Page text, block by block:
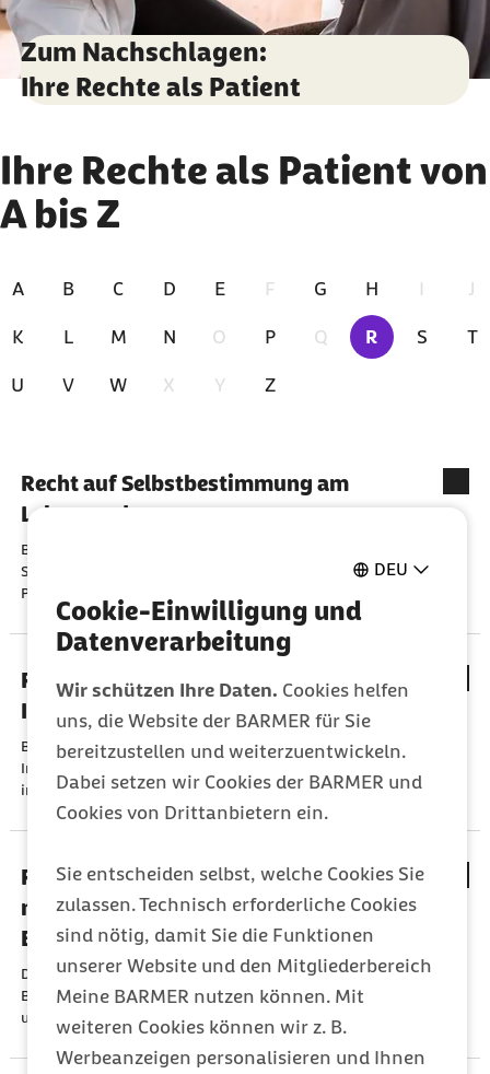
DEU
Cookie-Einwilligung und
Datenverarbeitung
Wir schützen Ihre Daten. Cookies helfen
uns, die Website der BARMER für Sie
bereitzustellen und weiterzuentwickeln.
Dabei setzen wir Cookies der BARMER und
Cookies von Drittanbietern ein.
Sie entscheiden selbst, welche Cookies Sie
zulassen. Technisch erforderliche Cookies
sind nötig, damit Sie die Funktionen
unserer Website und den Mitgliederbereich
Meine BARMER nutzen können. Mit
weiteren Cookies können wir z. B.
Werbeanzeigen personalisieren und Ihnen
Zum Nachschlagen:
Ihre Rechte als Patient
Ihre Rechte als Patient von
A bis Z
Zu den Ergebnissen springen
A B C D E F G H I J
K L M N O P Q
R
Zur Zeit
S T
U V W X Y Z
Recht auf Selbstbestimmung am
Lebensende
Bei der Behandlung Sterbender hat die Ärztin/ der Arzt das
Selbstbestimmungsrecht und die Würde der Patientin/des
Patienten zu beachten.
Rechtshinweis - nur allgemeine
Informationen ohne Garantie
Bitte beachten Sie, dass dieser Ratgeber nur der allgemeinen
Information dient und nicht der Beratung bei einem
individuellen rechtlichen Problem.
Regelversorgung - umfasst alle
medizinisch notwendigen
Behandlungsmaßnahmen
Die Regelversorgung umfasst im Krankheitsfall alle
Behandlungsmaßnahmen, die medizinisch notwendig sind
und deren Wirksamkeit wissenschaftlich nachgewiesen ist.